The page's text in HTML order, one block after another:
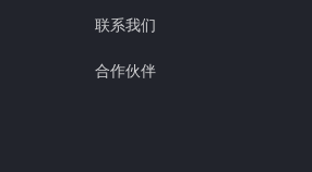
联系我们
合作伙伴